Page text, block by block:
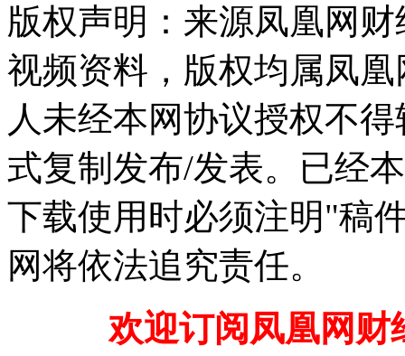
版权声明：来源凤凰网
视频资料，版权均属凤
人未经本网协议授权不
式复制发布/发表。已经
下载使用时必须注明"稿
网将依法追究责任。
欢迎订阅凤凰网财